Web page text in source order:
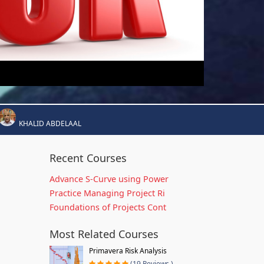
KHALID ABDELAAL
Recent Courses
Advance S-Curve using Power
Practice Managing Project Ri
Foundations of Projects Cont
Most Related Courses
Primavera Risk Analysis